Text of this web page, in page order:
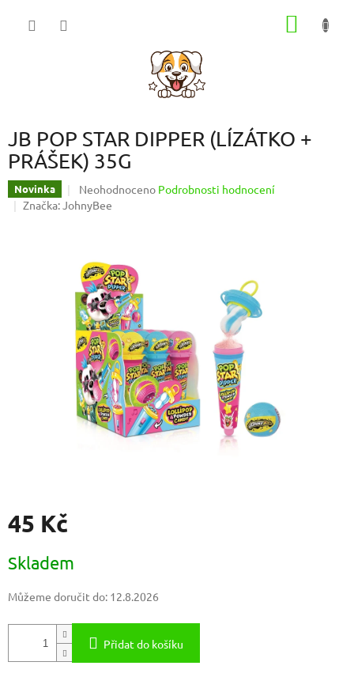
JB POP STAR DIPPER (LÍZÁTKO +
PRÁŠEK) 35G
Novinka
Průměrné
hodnocení
z
5
hvězdiček.
Neohodnoceno Podrobnosti hodnocení
Značka:JohnyBee
45 Kč
cena:
Skladem
Můžeme doručit do: 12.8.2026
Přidat do košíku